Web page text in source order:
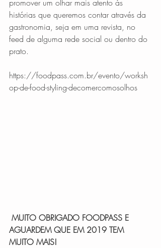
promover um olhar mais atento às
histórias que queremos contar através da
gastronomia, seja em uma revista, no
feed de alguma rede social ou dentro do
prato.
https://foodpass.com.br/evento/worksh
op-de-food-styling-decomercomosolhos
AGUARDEM QUE EM 2019 TEM
MUITO MAIS!